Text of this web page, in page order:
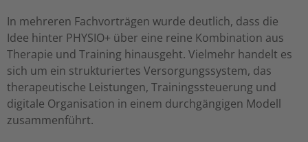
In mehreren Fachvorträgen wurde deutlich, dass die
Idee hinter PHYSIO+ über eine reine Kombination aus
Therapie und Training hinausgeht. Vielmehr handelt es
sich um ein strukturiertes Versorgungssystem, das
therapeutische Leistungen, Trainingssteuerung und
digitale Organisation in einem durchgängigen Modell
zusammenführt.